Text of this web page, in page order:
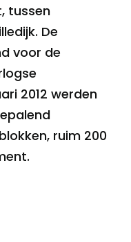
tussen
De
voor de
2012 werden
ruim 200